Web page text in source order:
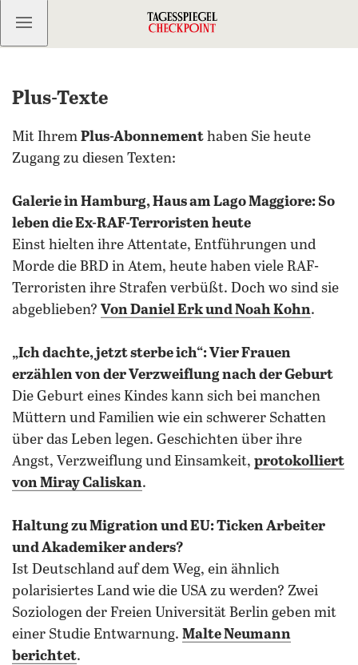
Kostenlos anmelden
Plus-Texte
Mit Ihrem Plus-Abonnement haben Sie heute
Zugang zu diesen Texten:
Galerie in Hamburg, Haus am Lago Maggiore: So
leben die Ex-RAF-Terroristen heute
Einst hielten ihre Attentate, Entführungen und
Morde die BRD in Atem, heute haben viele RAF-
Terroristen ihre Strafen verbüßt. Doch wo sind sie
abgeblieben? Von Daniel Erk und Noah Kohn.
„Ich dachte, jetzt sterbe ich“: Vier Frauen
erzählen von der Verzweiflung nach der Geburt
Die Geburt eines Kindes kann sich bei manchen
Müttern und Familien wie ein schwerer Schatten
über das Leben legen. Geschichten über ihre
Angst, Verzweiflung und Einsamkeit, protokolliert
von Miray Caliskan.
Haltung zu Migration und EU: Ticken Arbeiter
und Akademiker anders?
Ist Deutschland auf dem Weg, ein ähnlich
polarisiertes Land wie die USA zu werden? Zwei
Soziologen der Freien Universität Berlin geben mit
einer Studie Entwarnung. Malte Neumann
berichtet.